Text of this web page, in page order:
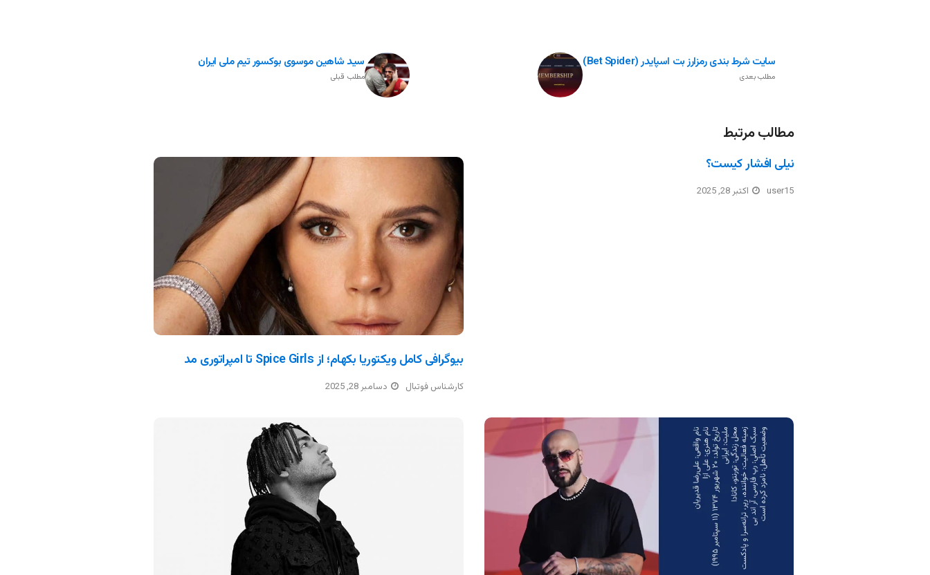
سید شاهین موسوی بوکسور تیم ملی ایران
مطلب قبلی
سایت شرط بندی رمزارز بت اسپایدر (Bet Spider)
مطلب بعدی
مطالب مرتبط
بیوگرافی کامل ویکتوریا بکهام؛ از Spice Girls تا امپراتوری مد
کارشناس فوتبال دسامبر 28, 2025
نیلی افشار کیست؟
user15 اکتبر 28, 2025